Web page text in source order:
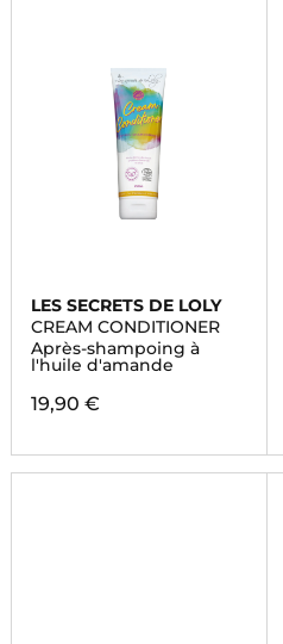
LES SECRETS DE LOLY
CREAM CONDITIONER
Après-shampoing à
l'huile d'amande
19,90 €